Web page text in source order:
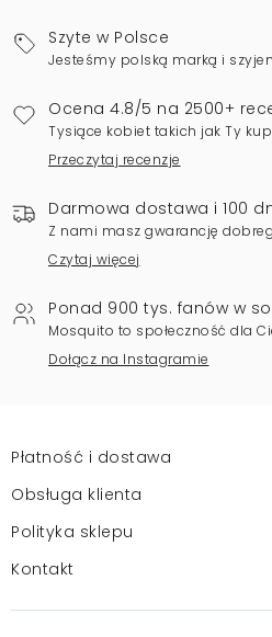
Szyte w Polsce
Jesteśmy polską marką i
Ocena 4.8/5 na 2500+
Tysiące kobiet takich jak Ty
Przeczytaj recenzje
Darmowa dostawa i 100
Z nami masz gwarancję
Czytaj więcej
Ponad 900 tys. fanów w
Mosquito to społeczność dla
Dołącz na Instagramie
Płatność i dostawa
Obsługa klienta
Polityka sklepu
Kontakt